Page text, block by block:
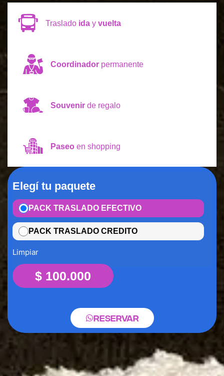
Traslado ida y vuelta
Coordinador permanente
Souvenir de regalo
Paseo en shopping
Elegí tu paquete
PACK TRASLADO EFECTIVO
PACK TRASLADO CREDITO
Limpiar
$ 100.000
Reservar